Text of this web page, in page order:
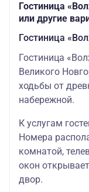
Шведский
«Садко» 3
Шведский
стол
«Интурист»
3
Завтрак –
комплекс
ДО 28.02
Гостиница
или другие
Гостиница
Гостиница
Великого
ходьбы от
набережной.
К услугам
Номера
комнатой,
окон
двор.